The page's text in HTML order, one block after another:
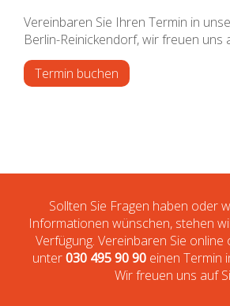
Vereinbaren Sie Ihren Termin in
Berlin-Reinickendorf, wir freuen uns
Termin buchen
Sollten Sie Fragen haben oder
Informationen wünschen, stehen
Verfügung. Vereinbaren Sie
unter030 495 90 90einen Termin
Wir freuen uns auf